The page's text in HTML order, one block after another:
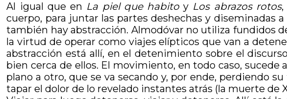
Al igual que en La piel que habitoy Los abrazos rotos
cuerpo, para juntar las partes deshechas y diseminadas
también hay abstracción. Almodóvar no utiliza fundidos
la virtud de operar como viajes elípticos que van a
abstracción está allí, en el detenimiento sobre el
bien cerca de ellos. El movimiento, en todo caso,
plano a otro, que se va secando y, por ende, perdiendo
tapar el dolor de lo revelado instantes atrás (la muerte de